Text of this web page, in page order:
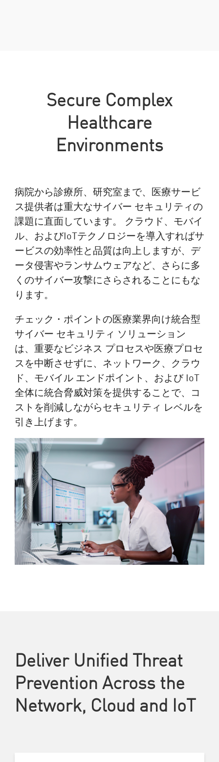
Secure Complex
Healthcare
Environments
病院から診療所、研究室まで、医療サービ
ス提供者は重大なサイバー セキュリティの
課題に直面しています。 クラウド、モバイ
ル、およびIoTテクノロジーを導入すればサ
ービスの効率性と品質は向上しますが、デ
ータ侵害やランサムウェアなど、さらに多
くのサイバー攻撃にさらされることにもな
ります。
チェック・ポイントの医療業界向け統合型
サイバー セキュリティ ソリューション
は、重要なビジネス プロセスや医療プロセ
スを中断させずに、ネットワーク、クラウ
ド、モバイル エンドポイント、および IoT
全体に統合脅威対策を提供することで、コ
ストを削減しながらセキュリティ レベルを
引き上げます。
Deliver Unified Threat
Prevention Across the
Network, Cloud and IoT